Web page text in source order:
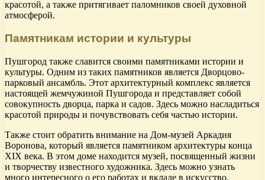
красотой, а также притягивает паломников своей духовной
атмосферой.
Памятникам истории и культуры
Пушгород также славится своими памятниками истории и
культуры. Одним из таких памятников является Дворцово-
парковый ансамбль. Этот архитектурный комплекс является
настоящей жемчужиной Пушгорода и представляет собой
совокупность дворца, парка и садов. Здесь можно насладиться
красотой природы и почувствовать себя частью истории.
Также стоит обратить внимание на Дом-музей Аркадия
Воронова, который является памятником архитектуры конца
XIX века. В этом доме находится музей, посвященный жизни
и творчеству известного художника. Здесь можно узнать
много интересного о его работах и вкладе в искусство.